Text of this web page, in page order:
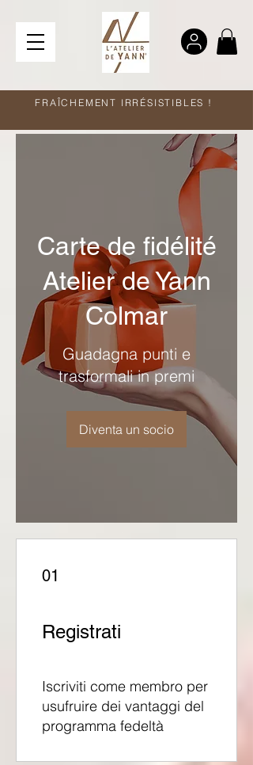
FRAÎCHEMENT IRRÉSISTIBLES !
Carte de fidélité
Atelier de Yann
Colmar
Guadagna punti e
trasformali in premi
Diventa un socio
01
Registrati
Iscriviti come membro per
usufruire dei vantaggi del
programma fedeltà